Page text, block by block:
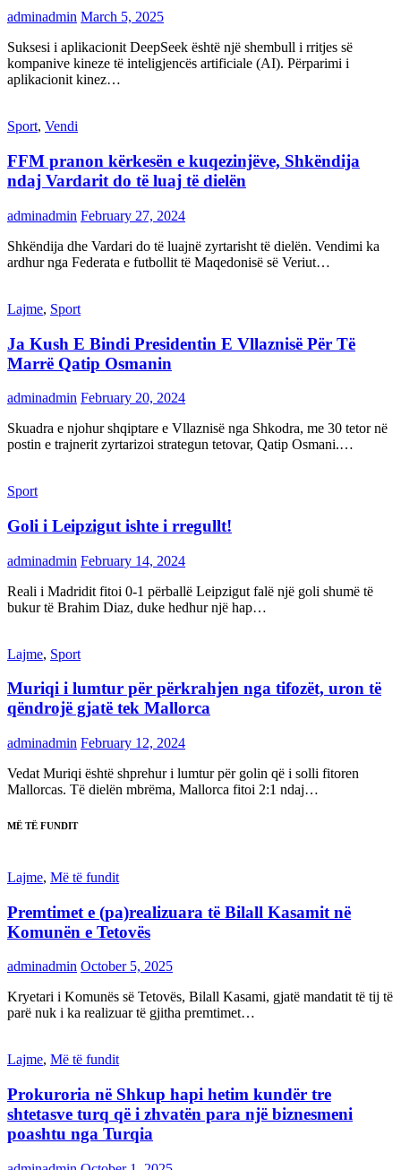
adminadmin March 5, 2025
Suksesi i aplikacionit DeepSeek është një shembull i rritjes së
kompanive kineze të inteligjencës artificiale (AI). Përparimi i
aplikacionit kinez…
Sport, Vendi
FFM pranon kërkesën e kuqezinjëve, Shkëndija
ndaj Vardarit do të luaj të dielën
adminadmin February 27, 2024
Shkëndija dhe Vardari do të luajnë zyrtarisht të dielën. Vendimi ka
ardhur nga Federata e futbollit të Maqedonisë së Veriut…
Lajme, Sport
Ja Kush E Bindi Presidentin E Vllaznisë Për Të
Marrë Qatip Osmanin
adminadmin February 20, 2024
Skuadra e njohur shqiptare e Vllaznisë nga Shkodra, me 30 tetor në
postin e trajnerit zyrtarizoi strategun tetovar, Qatip Osmani.…
Sport
Goli i Leipzigut ishte i rregullt!
adminadmin February 14, 2024
Reali i Madridit fitoi 0-1 përballë Leipzigut falë një goli shumë të
bukur të Brahim Diaz, duke hedhur një hap…
Lajme, Sport
Muriqi i lumtur për përkrahjen nga tifozët, uron të
qëndrojë gjatë tek Mallorca
adminadmin February 12, 2024
Vedat Muriqi është shprehur i lumtur për golin që i solli fitoren
Mallorcas. Të dielën mbrëma, Mallorca fitoi 2:1 ndaj…
MË TË FUNDIT
Lajme, Më të fundit
Premtimet e (pa)realizuara të Bilall Kasamit në
Komunën e Tetovës
adminadmin October 5, 2025
Kryetari i Komunës së Tetovës, Bilall Kasami, gjatë mandatit të tij të
parë nuk i ka realizuar të gjitha premtimet…
Lajme, Më të fundit
Prokuroria në Shkup hapi hetim kundër tre
shtetasve turq që i zhvatën para një biznesmeni
poashtu nga Turqia